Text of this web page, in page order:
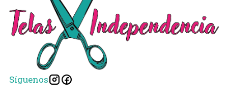
Síguenos